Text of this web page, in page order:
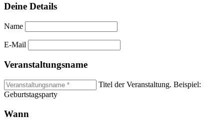
Deine Details
Name
E-Mail
Veranstaltungsname
Titel der Veranstaltung. Beispiel:
Geburtstagsparty
Wann